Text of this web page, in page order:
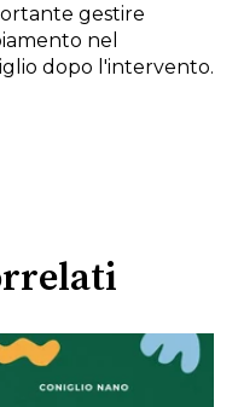
gestire
nel
dopo l'intervento.